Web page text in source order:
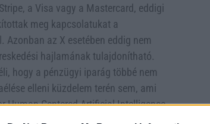
a Visa vagy a Mastercard, eddigi
meg kapcsolatukat a
az X esetében eddig nem
hajlamának tulajdonítható.
hogy a pénzügyi iparág többé nem
elleni küzdelem terén sem, ami
Human-Centered Artificial Intelligence
leggazdagabb embereként,